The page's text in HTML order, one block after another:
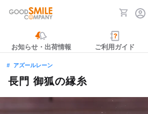
お知らせ・出荷情報 ご利用ガイド
アズールレーン
長門 御狐の縁糸